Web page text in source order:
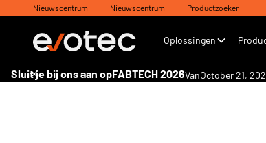
Nieuwscentrum Nieuwscentrum Productzoeker
Oplossingen
Sluit je bij ons aan opFABTECH 2026VanOctober 21,